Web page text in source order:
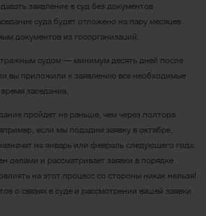
заявление в суд без документов
суда будет отложено на пару месяцев
документов из госорганизаций.
судом — минимум десять дней после
вы приложили к заявлению все необходимые
заседания.
пройдет не раньше, чем через полтора
если мы подадим заявку в октябре,
на январь или февраль следующего года.
делами и рассматривает заявки в порядке
на этот процесс со стороны никак нельзя!
о связях в суде и рассмотрении вашей заявки